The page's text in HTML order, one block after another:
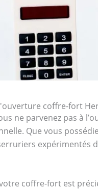
coffre-fort
ne parvenez pas à
Que vous
expérimentés
coffre-fort est